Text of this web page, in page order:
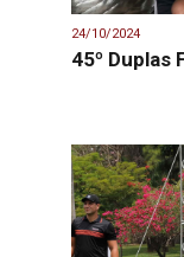
24/10/2024
45º Duplas